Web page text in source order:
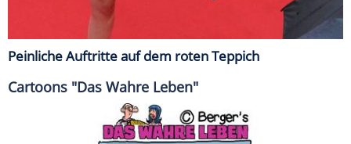
Peinliche Auftritte auf dem roten Teppich
Cartoons "Das Wahre Leben"